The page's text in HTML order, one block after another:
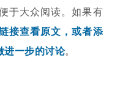
于大众阅读。如果有
接查看原文，或者添
进一步的讨论。